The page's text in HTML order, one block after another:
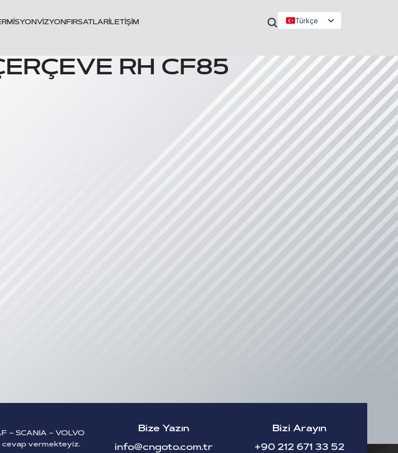
MISYON VIZYON FIRSATLARİLETIŞIM
Türkçe
RH CF85
– SCANIA – VOLVO
cevap vermekteyiz.
Bize Yazın
info@cngoto.com.tr
Bizi Arayın
+90 212 671 33 52